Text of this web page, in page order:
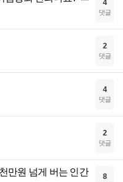
4
댓글
2
댓글
4
댓글
2
댓글
만원 넘게 버는 인간
8